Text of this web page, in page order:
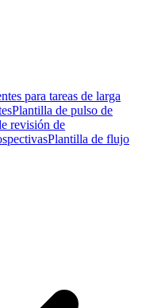
para tareas de larga
Plantilla de pulso de
revisión de
Plantilla de flujo